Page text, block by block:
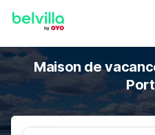
Maison de